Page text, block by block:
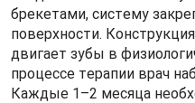
брекетами, систему
поверхности.
двигает зубы в
процессе терапии врач
Каждые 1–2 месяца